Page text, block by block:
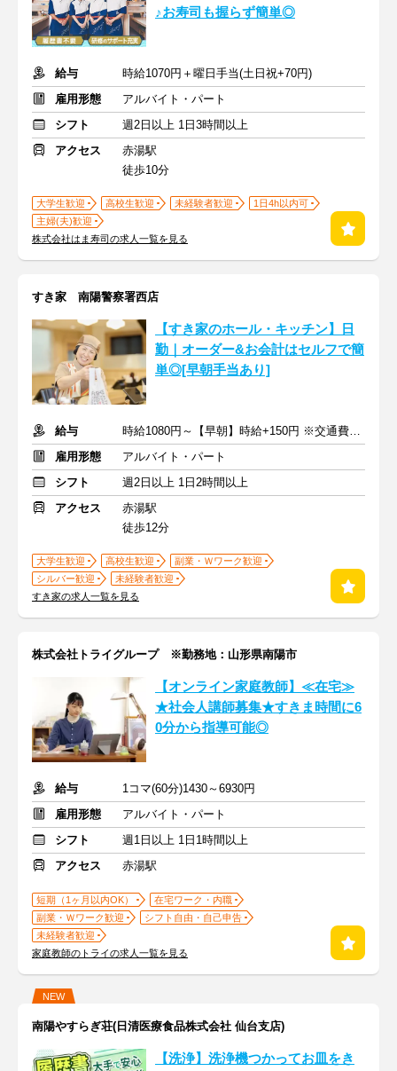
♪お寿司も握らず簡単◎
給与
時給1070円＋曜日手当(土日祝+70円)
雇用形態
アルバイト・パート
シフト
週2日以上 1日3時間以上
アクセス
赤湯駅
徒歩10分
大学生歓迎 高校生歓迎 未経験者歓迎
1日4h以内可
主婦(夫)歓迎
株式会社はま寿司の求人一覧を見る
すき家 南陽警察署西店
【すき家のホール・キッチン】日
勤｜オーダー&お会計はセルフで簡
単◎[早朝手当あり]
給与
時給1080円～【早朝】時給+150円 ※交通費支給
雇用形態
アルバイト・パート
シフト
週2日以上 1日2時間以上
アクセス
赤湯駅
徒歩12分
大学生歓迎 高校生歓迎
副業・Ｗワーク歓迎
シルバー歓迎
未経験者歓迎
すき家の求人一覧を見る
株式会社トライグループ ※勤務地：山形県南陽市
【オンライン家庭教師】≪在宅≫
★社会人講師募集★すきま時間に6
0分から指導可能◎
給与
1コマ(60分)1430～6930円
雇用形態
アルバイト・パート
シフト
週1日以上 1日1時間以上
アクセス
赤湯駅
短期（1ヶ月以内OK）
在宅ワーク・内職
副業・Ｗワーク歓迎
シフト自由・自己申告
未経験者歓迎
家庭教師のトライの求人一覧を見る
NEW
南陽やすらぎ荘(日清医療食品株式会社 仙台支店)
【洗浄】洗浄機つかってお皿をき